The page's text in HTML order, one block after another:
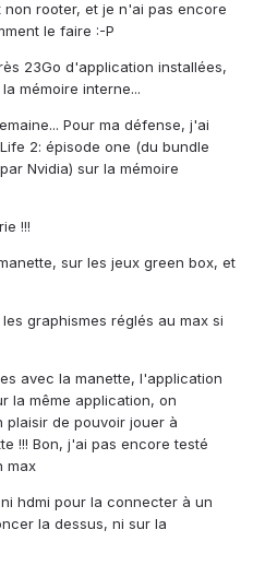
non rooter, et je n'ai pas encore
le faire :-P
23Go d'application installées,
mémoire interne...
Pour ma défense, j'ai
2: épisode one (du bundle
Nvidia) sur la mémoire
!!!
sur les jeux green box, et
graphismes réglés au max si
avec la manette, l'application
la même application, on
plaisir de pouvoir jouer à
!!! Bon, j'ai pas encore testé
max
hdmi pour la connecter à un
la dessus, ni sur la